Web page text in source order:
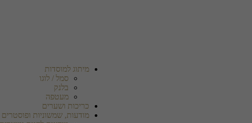
מיתוג למוסדות
סמל / לוגו
בלנק
מעטפה
כריכות ושערים
מודעות, שמשוניות ופוסטרים